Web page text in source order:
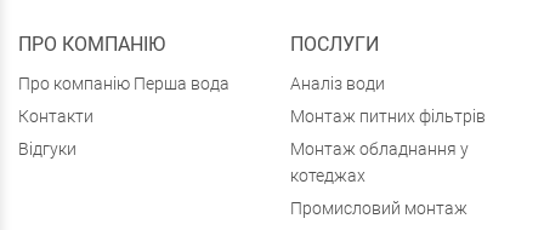
ПРО КОМПАНІЮ
Про компанію Перша вода
Контакти
Відгуки
ПОСЛУГИ
Аналіз води
Монтаж питних фільтрів
Монтаж обладнання у
котеджах
Промисловий монтаж